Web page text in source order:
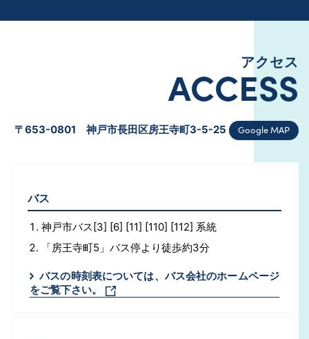
アクセス
ACCESS
〒653-0801 神戸市長田区房王寺町3-5-25 Google MAP
バス
神戸市バス[3] [6] [11] [110] [112] 系統
「房王寺町5」バス停より徒歩約3分
バスの時刻表については、バス会社のホームページ
をご覧下さい。